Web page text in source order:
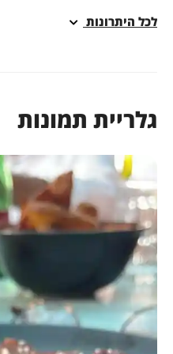
בשבת: אחד המקומות
ימי הולדת עגולים,
גדרה" אנחנו לא רק מגישים
03-3035060
היתרונות
תמונות